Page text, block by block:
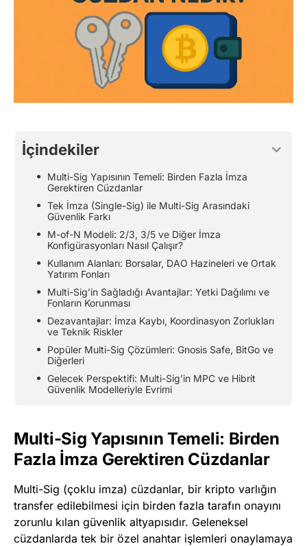
İçindekiler
Multi-Sig Yapısının Temeli: Birden Fazla İmza
Gerektiren Cüzdanlar
Tek İmza (Single-Sig) ile Multi-Sig Arasındaki
Güvenlik Farkı
M-of-N Modeli: 2/3, 3/5 ve Diğer İmza
Konfigürasyonları Nasıl Çalışır?
Kullanım Alanları: Borsalar, DAO Hazineleri ve Ortak
Yatırım Fonları
Multi-Sig’in Sağladığı Avantajlar: Yetki Dağılımı ve
Fonların Korunması
Dezavantajlar: İmza Kaybı, Koordinasyon Zorlukları
ve Teknik Riskler
Popüler Multi-Sig Çözümleri: Gnosis Safe, BitGo ve
Diğerleri
Gelecek Perspektifi: Multi-Sig’in MPC ve Hibrit
Güvenlik Modelleriyle Evrimi
Multi-Sig Yapısının Temeli: Birden
Fazla İmza Gerektiren Cüzdanlar
Multi-Sig (çoklu imza) cüzdanlar, bir kripto varlığın
transfer edilebilmesi için birden fazla tarafın onayını
zorunlu kılan güvenlik altyapısıdır. Geleneksel
cüzdanlarda tek bir özel anahtar işlemleri onaylamaya